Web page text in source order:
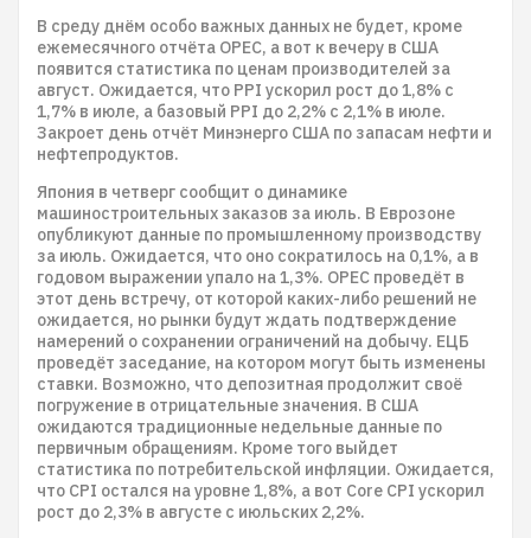
В среду днём особо важных данных не будет, кроме
ежемесячного отчёта OPEC, а вот к вечеру в США
появится статистика по ценам производителей за
август. Ожидается, что PPI ускорил рост до 1,8% с
1,7% в июле, а базовый PPI до 2,2% с 2,1% в июле.
Закроет день отчёт Минэнерго США по запасам нефти и
нефтепродуктов.
Япония в четверг сообщит о динамике
машиностроительных заказов за июль. В Еврозоне
опубликуют данные по промышленному производству
за июль. Ожидается, что оно сократилось на 0,1%, а в
годовом выражении упало на 1,3%. OPEC проведёт в
этот день встречу, от которой каких-либо решений не
ожидается, но рынки будут ждать подтверждение
намерений о сохранении ограничений на добычу. ЕЦБ
проведёт заседание, на котором могут быть изменены
ставки. Возможно, что депозитная продолжит своё
погружение в отрицательные значения. В США
ожидаются традиционные недельные данные по
первичным обращениям. Кроме того выйдет
статистика по потребительской инфляции. Ожидается,
что CPI остался на уровне 1,8%, а вот Core CPI ускорил
рост до 2,3% в августе с июльских 2,2%.